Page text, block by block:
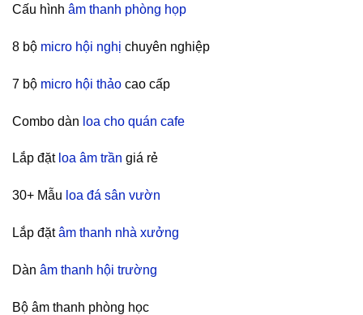
Cấu hình âm thanh phòng họp
8 bộ micro hội nghị chuyên nghiệp
7 bộ micro hội thảo cao cấp
Combo dàn loa cho quán cafe
Lắp đặt loa âm trần giá rẻ
30+ Mẫu loa đá sân vườn
Lắp đặtâm thanh nhà xưởng
Dàn âm thanh hội trường
Bộ âm thanh phòng học